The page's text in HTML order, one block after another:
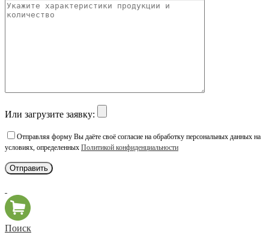
Или загрузите заявку:
Отправляя форму Вы даёте своё согласие на обработку персональных данных на
условиях, определенных Политикой конфиденциальности
Поиск